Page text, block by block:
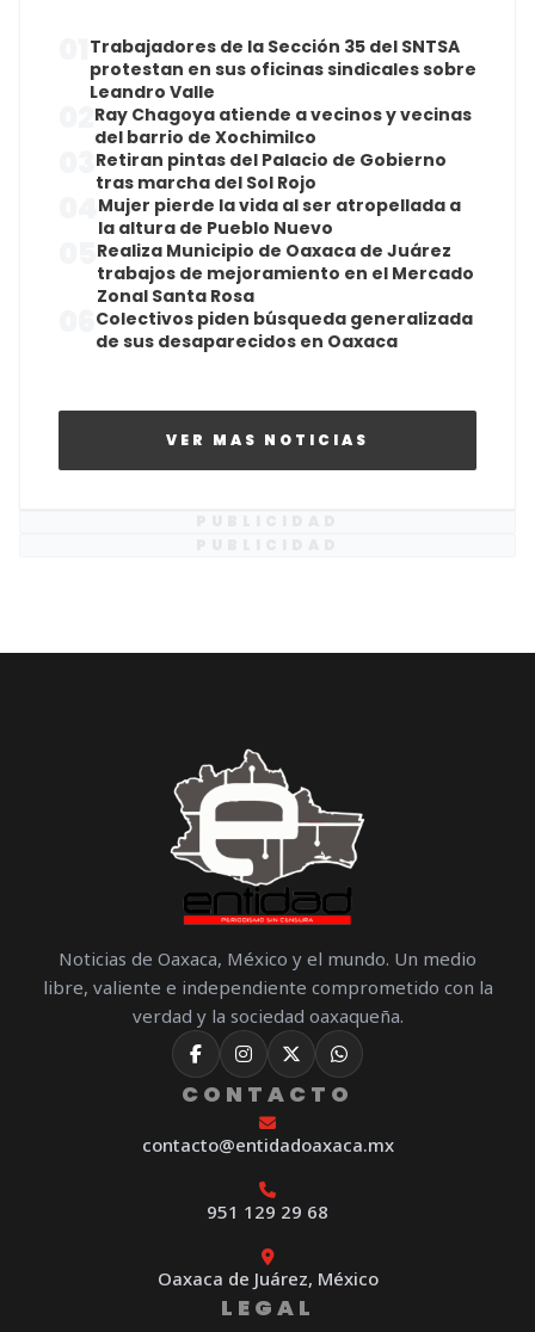
Trabajadores de la Sección 35 del SNTSA
protestan en sus oficinas sindicales sobre
Leandro Valle
Ray Chagoya atiende a vecinos y vecinas
del barrio de Xochimilco
Retiran pintas del Palacio de Gobierno
tras marcha del Sol Rojo
Mujer pierde la vida al ser atropellada a
la altura de Pueblo Nuevo
Realiza Municipio de Oaxaca de Juárez
trabajos de mejoramiento en el Mercado
Zonal Santa Rosa
Colectivos piden búsqueda generalizada
de sus desaparecidos en Oaxaca
VER MAS NOTICIAS
Noticias de Oaxaca, México y el mundo. Un medio
libre, valiente e independiente comprometido con la
verdad y la sociedad oaxaqueña.
CONTACTO
contacto@entidadoaxaca.mx
951 129 29 68
Oaxaca de Juárez, México
LEGAL